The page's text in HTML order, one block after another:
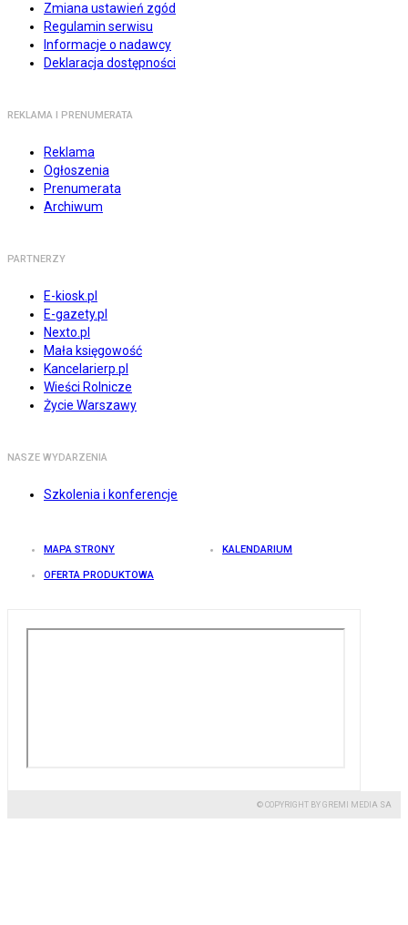
Zmiana ustawień zgód
Regulamin serwisu
Informacje o nadawcy
Deklaracja dostępności
REKLAMA I PRENUMERATA
Reklama
Ogłoszenia
Prenumerata
Archiwum
PARTNERZY
E-kiosk.pl
E-gazety.pl
Nexto.pl
Mała księgowość
Kancelarierp.pl
Wieści Rolnicze
Życie Warszawy
NASZE WYDARZENIA
Szkolenia i konferencje
MAPA STRONY KALENDARIUM
OFERTA PRODUKTOWA
© COPYRIGHT BY GREMI MEDIA SA